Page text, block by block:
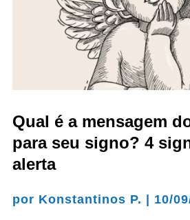
Qual é a mensagem
para seu signo? 4
alerta
por Konstantinos P. 10/